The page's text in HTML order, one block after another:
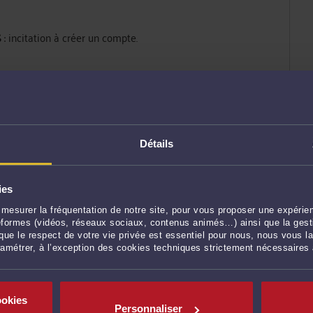
Détails
la fréquentation de notre site, pour vous proposer une
(vidéos, réseaux sociaux, contenus animés…) ainsi que la
le respect de votre vie privée est essentiel pour nous, nous vous
à l’exception des cookies techniques strictement nécessaires
Personnaliser
: incitation à créer un compte.
illustrent :
que les retraits exigent des frais. Ensuite